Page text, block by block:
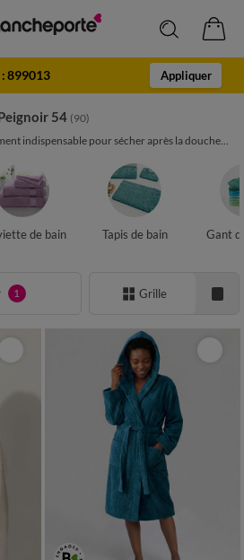
:899013 Appliquer
54 (90)
indispensable pour sécher après la douche...
de bain Tapis de bain Gant
1 Grille